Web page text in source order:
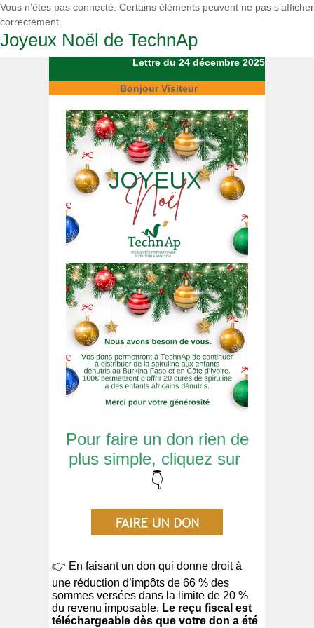
Vous n’êtes pas connecté. Certains éléments peuvent ne pas s’afficher
correctement.
Joyeux Noël de TechnAp